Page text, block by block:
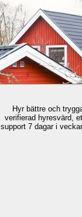
Hyr bättre och
verifierad hyresvärd,
support 7 dagar i